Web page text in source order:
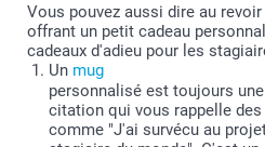
Vous pouvez aussi dire au
offrant un petit cadeau
cadeaux d'adieu pour les
Un mug
personnalisé est toujours
citation qui vous rappelle
comme "J'ai survécu au